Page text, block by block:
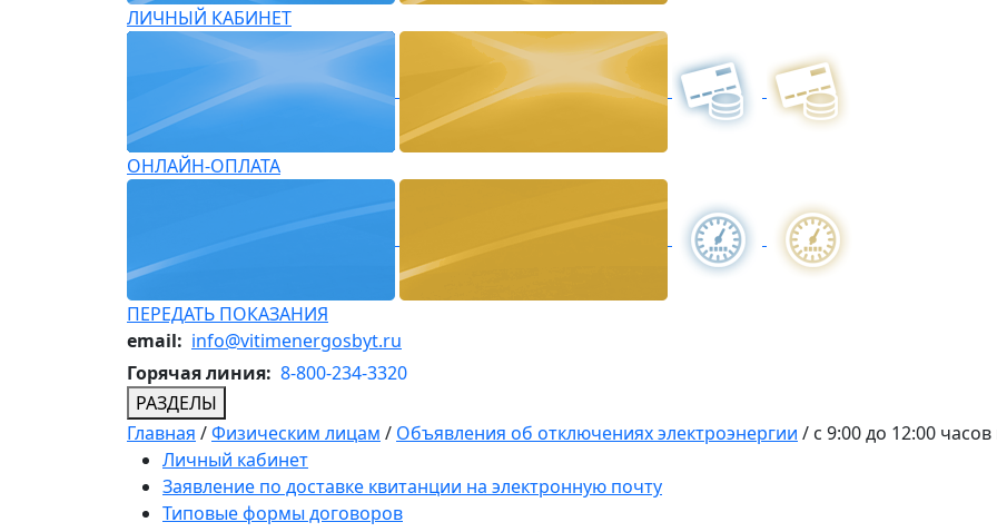
ЛИЧНЫЙ КАБИНЕТ
ОНЛАЙН-ОПЛАТА
ПЕРЕДАТЬ ПОКАЗАНИЯ
email: info@vitimenergosbyt.ru
Горячая линия: 8-800-234-3320
РАЗДЕЛЫ
Главная /Физическим лицам / Объявления об отключениях электроэнергии / с 9:00 до 12:00
Личный кабинет
Заявление по доставке квитанции на электронную почту
Типовые формы договоров